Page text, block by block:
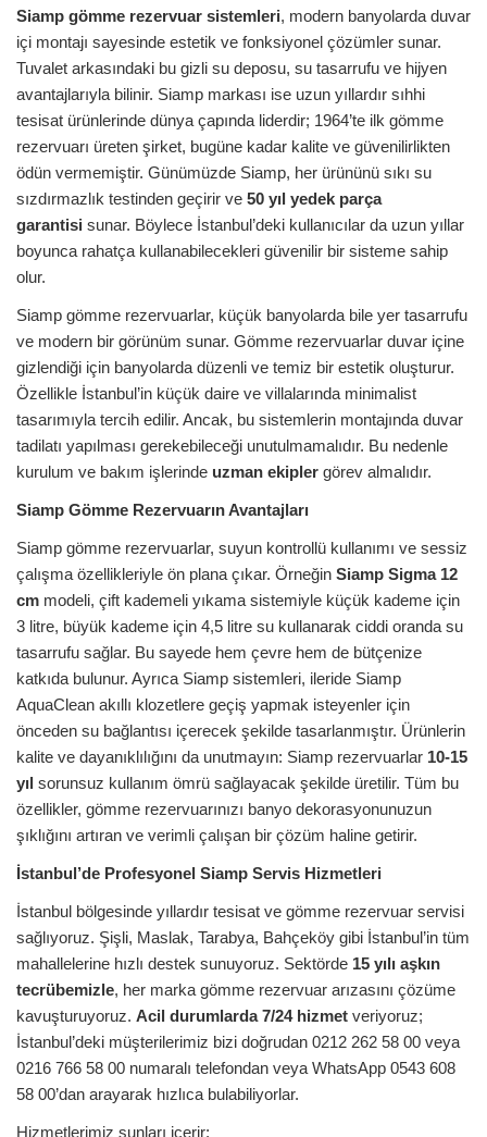
Siamp gömme rezervuar sistemleri, modern banyolarda duvar
içi montajı sayesinde estetik ve fonksiyonel çözümler sunar.
Tuvalet arkasındaki bu gizli su deposu, su tasarrufu ve hijyen
avantajlarıyla bilinir. Siamp markası ise uzun yıllardır sıhhi
tesisat ürünlerinde dünya çapında liderdir; 1964’te ilk gömme
rezervuarı üreten şirket, bugüne kadar kalite ve güvenilirlikten
ödün vermemiştir. Günümüzde Siamp, her ürününü sıkı su
sızdırmazlık testinden geçirir ve 50 yıl yedek parça
garantisi sunar. Böylece İstanbul’deki kullanıcılar da uzun yıllar
boyunca rahatça kullanabilecekleri güvenilir bir sisteme sahip
olur.
Siamp gömme rezervuarlar, küçük banyolarda bile yer tasarrufu
ve modern bir görünüm sunar. Gömme rezervuarlar duvar içine
gizlendiği için banyolarda düzenli ve temiz bir estetik oluşturur.
Özellikle İstanbul’in küçük daire ve villalarında minimalist
tasarımıyla tercih edilir. Ancak, bu sistemlerin montajında duvar
tadilatı yapılması gerekebileceği unutulmamalıdır. Bu nedenle
kurulum ve bakım işlerinde uzman ekipler görev almalıdır.
Siamp Gömme Rezervuarın Avantajları
Siamp gömme rezervuarlar, suyun kontrollü kullanımı ve sessiz
çalışma özellikleriyle ön plana çıkar. Örneğin Siamp Sigma 12
cm modeli, çift kademeli yıkama sistemiyle küçük kademe için
3 litre, büyük kademe için 4,5 litre su kullanarak ciddi oranda su
tasarrufu sağlar. Bu sayede hem çevre hem de bütçenize
katkıda bulunur. Ayrıca Siamp sistemleri, ileride Siamp
AquaClean akıllı klozetlere geçiş yapmak isteyenler için
önceden su bağlantısı içerecek şekilde tasarlanmıştır. Ürünlerin
kalite ve dayanıklılığını da unutmayın: Siamp rezervuarlar 10-15
yıl sorunsuz kullanım ömrü sağlayacak şekilde üretilir. Tüm bu
özellikler, gömme rezervuarınızı banyo dekorasyonunuzun
şıklığını artıran ve verimli çalışan bir çözüm haline getirir.
İstanbul’de Profesyonel Siamp Servis Hizmetleri
İstanbul bölgesinde yıllardır tesisat ve gömme rezervuar servisi
sağlıyoruz. Şişli, Maslak, Tarabya, Bahçeköy gibi İstanbul’in tüm
mahallelerine hızlı destek sunuyoruz. Sektörde 15 yılı aşkın
tecrübemizle, her marka gömme rezervuar arızasını çözüme
kavuşturuyoruz. Acil durumlarda 7/24 hizmet veriyoruz;
İstanbul’deki müşterilerimiz bizi doğrudan 0212 262 58 00 veya
0216 766 58 00 numaralı telefondan veya WhatsApp 0543 608
58 00’dan arayarak hızlıca bulabiliyorlar.
Hizmetlerimiz şunları içerir: